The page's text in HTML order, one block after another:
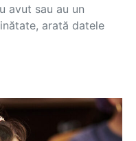
avut sau au un
arată datele